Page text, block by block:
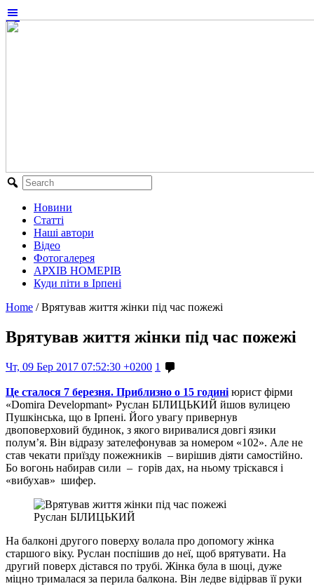
Новини
Статті
Наші автори
Відео
Фотогалерея
АРХІВ НОМЕРІВ
Куди піти в Ірпені
Home / Врятував життя жінки під час пожежі
Врятував життя жінки під час пожежі
Чт, 09 Бер 2017 07:52:30 +0200 1
Це сталося 7 березня. Приблизно о 15 годині юрист фірми
«Domira Developmant» Руслан БІЛИЦЬКИЙ йшов вулицею
Пушкінська, що в Ірпені. Його увагу привернув
двоповерховий будинок, з якого виривалися довгі язики
полум’я. Він відразу зателефонував за номером «102». Але не
став чекати приїзду пожежників – вирішив діяти самостійно.
Бо вогонь набирав сили – горів дах, на ньому тріскався і
«вибухав» шифер.
Руслан БІЛИЦЬКИЙ
На балконі другого поверху волала про допомогу жінка
старшого віку. Руслан поспішив до неї, щоб врятувати. На
другий поверх дістався по трубі. Жінка була в шоці, дуже
міцно трималася за перила балкона. Він ледве відірвав її руки